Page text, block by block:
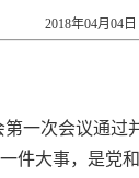
2018年04月04
一次会议通
件大事，是党